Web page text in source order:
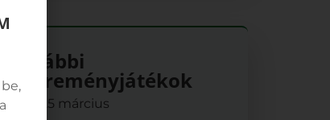
Korábbi
nyereményjátékok
2025 március